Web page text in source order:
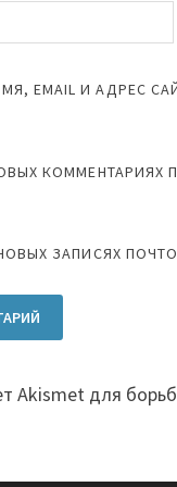
EMAIL И АДРЕС
КОММЕНТАРИЯХ
ЗАПИСЯХ
Akismet для